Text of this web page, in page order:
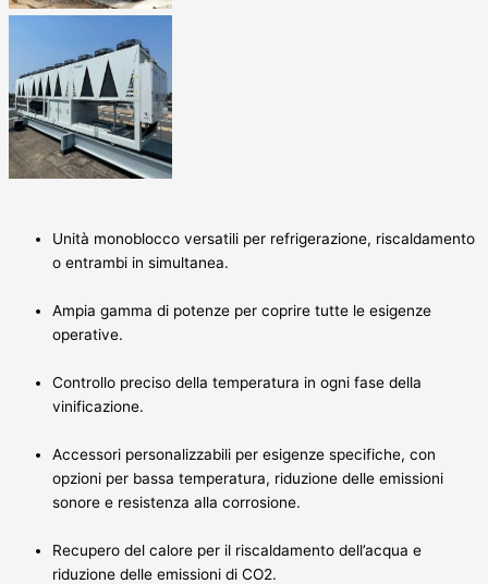
Unità monoblocco versatili per refrigerazione, riscaldamento
o entrambi in simultanea.
Ampia gamma di potenze per coprire tutte le esigenze
operative.
Controllo preciso della temperatura in ogni fase della
vinificazione.
Accessori personalizzabili per esigenze specifiche, con
opzioni per bassa temperatura, riduzione delle emissioni
sonore e resistenza alla corrosione.
Recupero del calore per il riscaldamento dell’acqua e
riduzione delle emissioni di CO2.